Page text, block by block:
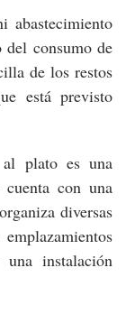
abastecimiento
consumo de
de los restos
está previsto
plato es una
con una
diversas
instalación